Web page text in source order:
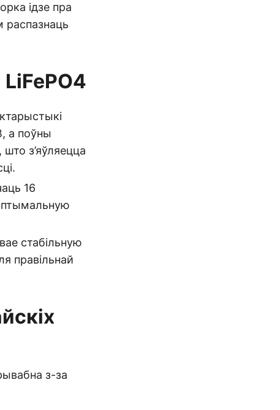
ідзе пра
распазнаць
а поўны
з’яўляецца
16
стабільную
правільнай
з-за